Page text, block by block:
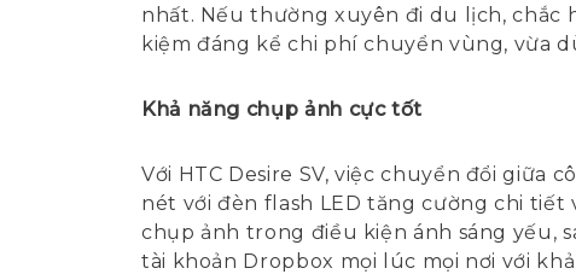
nhất. Nếu thường xuyên đi du lịch, chắc
kiệm đáng kể chi phí chuyển vùng, vừa
Khả năng chụp ảnh cực tốt
Với HTC Desire SV, việc chuyển đổi
nét với đèn flash LED tăng cường chi
chụp ảnh trong điều kiện ánh sáng yếu,
tài khoản Dropbox mọi lúc mọi nơi với